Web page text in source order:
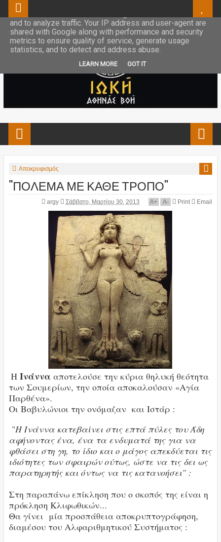
Αποκρυφισμός
"ΠΟΛΕΜΑ ΜΕ ΚΑΘΕ ΤΡΟΠΟ"
argy Σάββατο, Μαρτίου 30, 2013 A+ A- Print Email
Η Ινάννα αποτελούσε την κύρια θηλυκή θεότητα
των Σουμερίων, την οποία αποκαλούσαν «Αγία
Παρθένα».
Οι Βαβυλώνιοι την ονόμαζαν και Ιστάρ :
"Η Ινάννα κατεβαίνει στις επτά πύλες του Άδη
αφήνοντας ένα, ένα τα ενδυματά της για να
φθάσει στη γη, το ίδιο και ο μάγος απεκδύεται τις
ιδιότητες των σφαιρών ούτως, ώστε να τις δει ως
παρατηρητής και όντως να τις κατανοήσει" :
Στη παραπάνω επίκληση που ο σκοπός της είναι η
πρόκληση Κλιφωθικών...
Θα γίνει μία προσπάθεια αποκρυπτογράφηση,
διαμέσου του Αλφαριθμητικού Συστήματος :
This site uses cookies from Google to deliver its services
and to analyze traffic. Your IP address and user-agent are
shared with Google along with performance and security
metrics to ensure quality of service, generate usage
statistics, and to detect and address abuse.
LEARN MORE GOT IT